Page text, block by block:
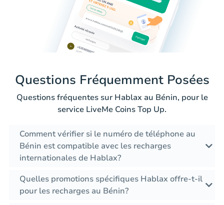
Questions Fréquemment Posées
Questions fréquentes sur Hablax au Bénin, pour le
service LiveMe Coins Top Up.
Comment vérifier si le numéro de téléphone au
Bénin est compatible avec les recharges
internationales de Hablax?
Quelles promotions spécifiques Hablax offre-t-il
pour les recharges au Bénin?